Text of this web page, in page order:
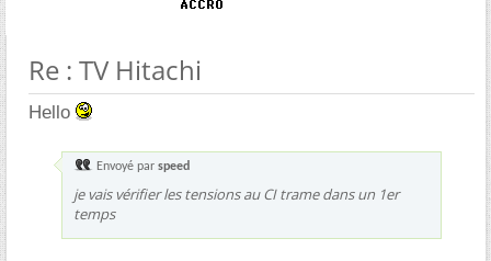
Re : TV Hitachi
Hello
Envoyé par speed
je vais vérifier les tensions au CI trame dans un 1er
temps